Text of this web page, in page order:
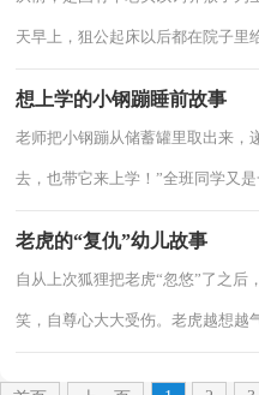
天早上，狙公起床以后都在院子里
想上学的小钢蹦睡前故事
老师把小钢蹦从储蓄罐里取出来，
去，也带它来上学！”全班同学又
老虎的“复仇”幼儿故事
自从上次狐狸把老虎“忽悠”了之后
笑，自尊心大大受伤。老虎越想越